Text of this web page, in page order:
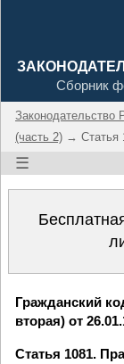
Сборник
Законодательство
(часть 2) → Статья
☰
Гражданский
вторая) от
Статья 1081.